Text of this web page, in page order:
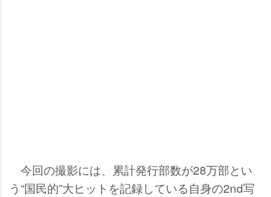
今回の撮影には、累計発行部数が28万部とい
う“国民的”大ヒットを記録している自身の2nd写